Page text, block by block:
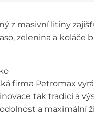
z masivní litiny
zelenina a
firma Petromax
tak tradici a
a maximální